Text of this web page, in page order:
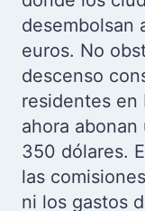
desembolsan
euros. No
descenso
residentes en
ahora
350 dólares.
las
ni los gastos